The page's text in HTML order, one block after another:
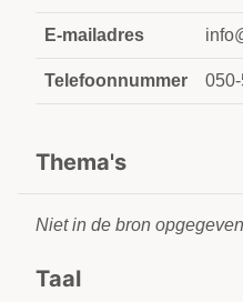
E-mailadres
Telefoonnummer
Thema's
Niet in de bron opgegeven
Taal